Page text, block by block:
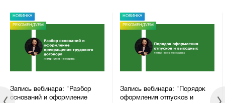
НОВИНКА
РЕКОМЕНДУЕМ
Запись вебинара: "Разбор
оснований и оформление
НОВИНКА
РЕКОМЕНДУЕМ
Запись вебинара: "Порядок
оформления отпусков и